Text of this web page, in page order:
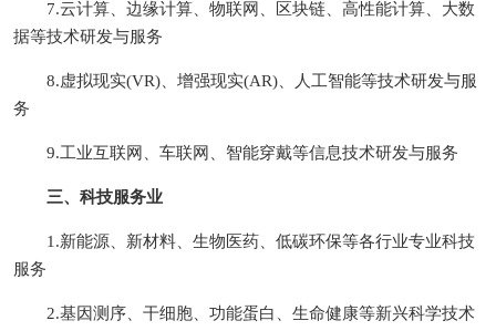
7.云计算、边缘计算、物联网、区块链、高性能计算、大数
据等技术研发与服务
8.虚拟现实(VR)、增强现实(AR)、人工智能等技术研发与服
务
9.工业互联网、车联网、智能穿戴等信息技术研发与服务
三、科技服务业
1.新能源、新材料、生物医药、低碳环保等各行业专业科技
服务
2.基因测序、干细胞、功能蛋白、生命健康等新兴科学技术